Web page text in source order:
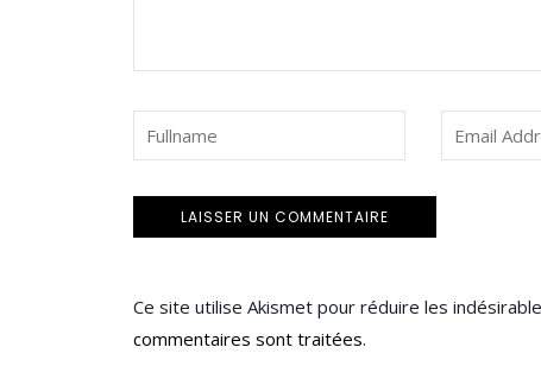
Ce site utilise Akismet pour réduire les
commentaires sont traitées.